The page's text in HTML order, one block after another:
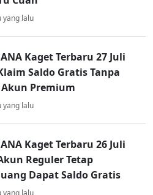
yang lalu
Kaget Terbaru 27 Juli
Saldo Gratis Tanpa
Premium
yang lalu
Kaget Terbaru 26 Juli
Reguler Tetap
Dapat Saldo Gratis